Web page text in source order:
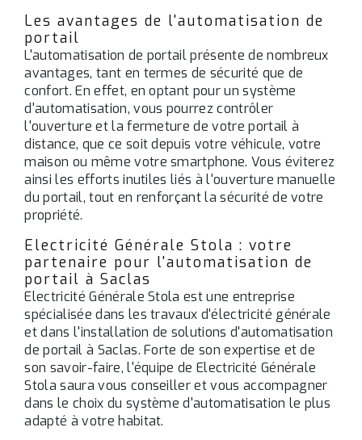
Les avantages de l'automatisation de
portail
L'automatisation de portail présente de nombreux
avantages, tant en termes de sécurité que de
confort. En effet, en optant pour un système
d'automatisation, vous pourrez contrôler
l'ouverture et la fermeture de votre portail à
distance, que ce soit depuis votre véhicule, votre
maison ou même votre smartphone. Vous éviterez
ainsi les efforts inutiles liés à l'ouverture manuelle
du portail, tout en renforçant la sécurité de votre
propriété.
Electricité Générale Stola : votre
partenaire pour l'automatisation de
portail à Saclas
Electricité Générale Stola est une entreprise
spécialisée dans les travaux d'électricité générale
et dans l'installation de solutions d'automatisation
de portail à Saclas. Forte de son expertise et de
son savoir-faire, l'équipe de Electricité Générale
Stola saura vous conseiller et vous accompagner
dans le choix du système d'automatisation le plus
adapté à votre habitat.